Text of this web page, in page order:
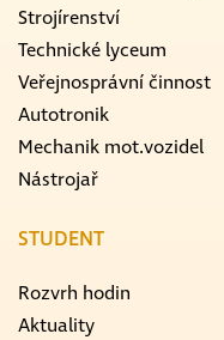
Strojírenství
Technické lyceum
Veřejnosprávní činnost
Autotronik
Mechanik mot.vozidel
Nástrojař
STUDENT
Rozvrh hodin
Aktuality